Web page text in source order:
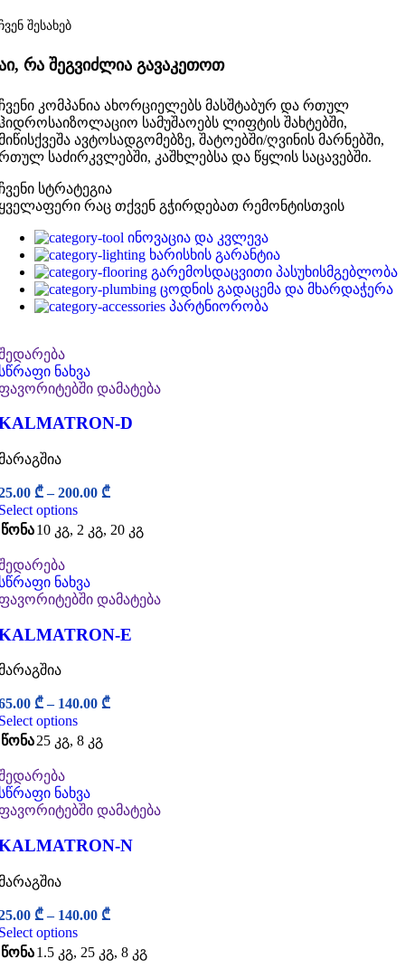
შესახებ
რა შეგვიძლია გავაკეთოთ
კომპანია ახორციელებს მასშტაბურ და რთულ
სამუშაოებს ლიფტის შახტებში,
ავტოსადგომებზე, შატოებში/ღვინის მარნებში,
საძირკვლებში, კაშხლებსა და წყლის საცავებში.
სტრატეგია
რაც თქვენ გჭირდებათ რემონტისთვის
ინოვაცია და კვლევა
ხარისხის გარანტია
გარემოსდაცვითი პასუხისმგებლობა
ცოდნის გადაცემა და მხარდაჭერა
პარტნიორობა
ნახვა
დამატება
D
₾–200.00 ₾
options
წონა10 კგ, 2 კგ, 20 კგ
ნახვა
დამატება
E
₾– 140.00 ₾
options
წონა25 კგ, 8 კგ
ნახვა
დამატება
N
₾– 140.00 ₾
options
წონა1.5 კგ, 25 კგ, 8 კგ